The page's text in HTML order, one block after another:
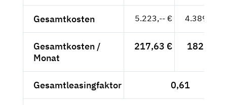
Gesamtkosten 5.223,-- € 4.389,08 €
Gesamtkosten /
Monat
217,63 € 182,88 €
Gesamtleasingfaktor 0,61